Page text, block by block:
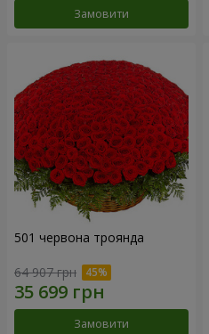
Замовити
501 червона троянда
64 907 грн
Замовити